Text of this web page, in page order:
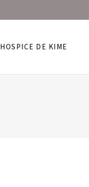
HOSPICE DE KIME